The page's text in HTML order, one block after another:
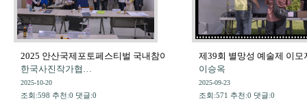
2025 안산국제포토페스티벌 국내참여작가 작품 심사
한국사진작가협…
2025-10-20
조회:598 추천:0 댓글:0
제39회 별망성 예술제 이모
이승옥
2025-09-23
조회:571 추천:0 댓글:0